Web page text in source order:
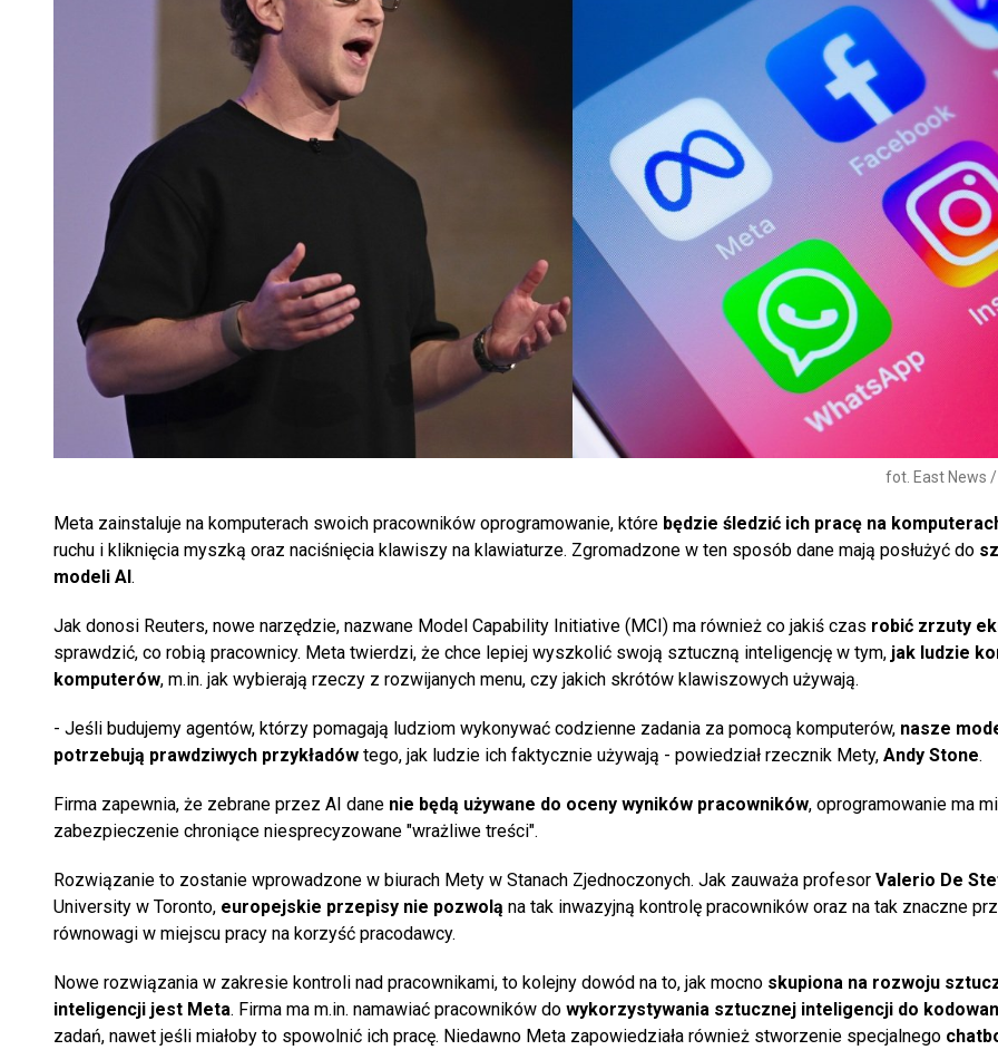
fot. East News
Meta zainstaluje na komputerach swoich pracowników oprogramowanie, które będzie śledzić ich pracę na
ruchu i kliknięcia myszką oraz naciśnięcia klawiszy na klawiaturze. Zgromadzone w ten sposób dane mają posłużyć do
modeli AI.
Jak donosi Reuters, nowe narzędzie, nazwane Model Capability Initiative (MCI) ma również co jakiś czas robić zrzuty
sprawdzić, co robią pracownicy. Meta twierdzi, że chce lepiej wyszkolić swoją sztuczną inteligencję w tym, jak ludzie
komputerów, m.in. jak wybierają rzeczy z rozwijanych menu, czy jakich skrótów klawiszowych używają.
- Jeśli budujemy agentów, którzy pomagają ludziom wykonywać codzienne zadania za pomocą komputerów, nasze
potrzebują prawdziwych przykładów tego, jak ludzie ich faktycznie używają - powiedział rzecznik Mety, Andy Stone.
Firma zapewnia, że zebrane przez AI dane nie będą używane do oceny wyników pracowników, oprogramowanie ma
zabezpieczenie chroniące niesprecyzowane "wrażliwe treści".
Rozwiązanie to zostanie wprowadzone w biurach Mety w Stanach Zjednoczonych. Jak zauważa profesor Valerio De
University w Toronto, europejskie przepisy nie pozwolą na tak inwazyjną kontrolę pracowników oraz na tak znaczne
równowagi w miejscu pracy na korzyść pracodawcy.
Nowe rozwiązania w zakresie kontroli nad pracownikami, to kolejny dowód na to, jak mocno skupiona na rozwoju
inteligencji jest Meta. Firma ma m.in. namawiać pracowników do wykorzystywania sztucznej inteligencji do
zadań, nawet jeśli miałoby to spowolnić ich pracę. Niedawno Meta zapowiedziała również stworzenie specjalnego